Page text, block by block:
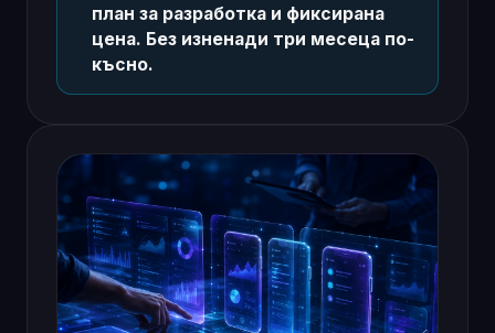
план за разработка и фиксирана
цена. Без изненади три месеца по-
късно.